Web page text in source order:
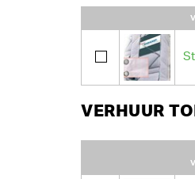
VERHUUR